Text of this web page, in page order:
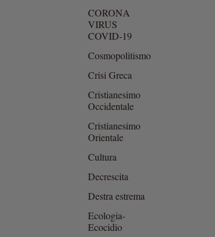
CORONA
VIRUS
COVID-19
Cosmopolitismo
Crisi Greca
Cristianesimo
Occidentale
Cristianesimo
Orientale
Cultura
Decrescita
Destra estrema
Ecologia-
Ecocidio